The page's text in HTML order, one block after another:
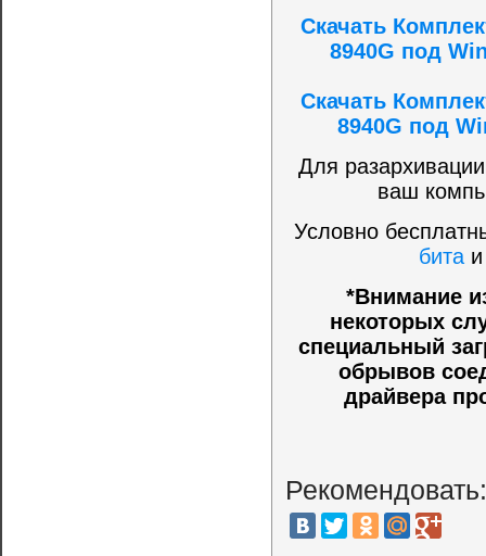
Скачать
8940G под
Скачать
8940G под
Для
ваш
Условно
бита
*Внимание
некоторых
специальный
обрывов
драйвера